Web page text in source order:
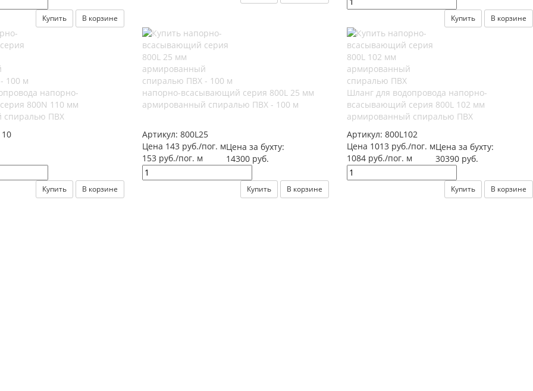
Купить В корзине Купить В корзине
напорно-
800N 110 мм
спиралью ПВХ
Купить В корзине
напорно-всасывающий серия 800L 25 мм
армированный спиралью ПВХ - 100 м
Артикул: 800L25
Цена 143 руб./пог. м
153 руб./пог. м
Цена за бухту:
14300 руб.
Купить В корзине
Шланг для водопровода напорно-
всасывающий серия 800L 102 мм
армированный спиралью ПВХ
Артикул: 800L102
Цена 1013 руб./пог. м
1084 руб./пог. м
Цена за бухту:
30390 руб.
Купить В корзине